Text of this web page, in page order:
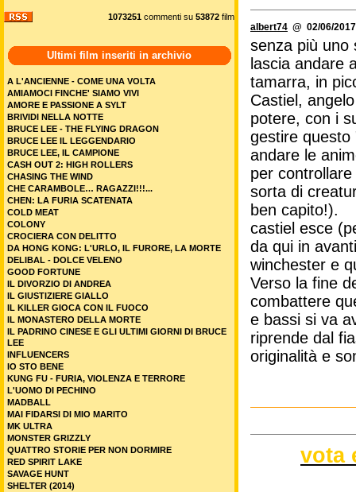
albert74 @ 02/06/
senza più uno
lascia andare
tamarra, in
Castiel,
potere, con i
gestire questo
andare le
per
sorta di
ben capito!).
castiel esce
da qui in
winchester e
Verso la fine
combattere
e bassi si va
riprende dal
originalità e
vota
1073251 commenti su 53872 film
Ultimi film inseriti in archivio
A L'ANCIENNE - COME UNA VOLTA
AMIAMOCI FINCHE' SIAMO VIVI
AMORE E PASSIONE A SYLT
BRIVIDI NELLA NOTTE
BRUCE LEE - THE FLYING DRAGON
BRUCE LEE IL LEGGENDARIO
BRUCE LEE, IL CAMPIONE
CASH OUT 2: HIGH ROLLERS
CHASING THE WIND
CHE CARAMBOLE… RAGAZZI!!!...
CHEN: LA FURIA SCATENATA
COLD MEAT
COLONY
CROCIERA CON DELITTO
DA HONG KONG: L'URLO, IL FURORE, LA MORTE
DELIBAL - DOLCE VELENO
GOOD FORTUNE
IL DIVORZIO DI ANDREA
IL GIUSTIZIERE GIALLO
IL KILLER GIOCA CON IL FUOCO
IL MONASTERO DELLA MORTE
IL PADRINO CINESE E GLI ULTIMI GIORNI DI BRUCE
LEE
INFLUENCERS
IO STO BENE
KUNG FU - FURIA, VIOLENZA E TERRORE
L'UOMO DI PECHINO
MADBALL
MAI FIDARSI DI MIO MARITO
MK ULTRA
MONSTER GRIZZLY
QUATTRO STORIE PER NON DORMIRE
RED SPIRIT LAKE
SAVAGE HUNT
SHELTER (2014)